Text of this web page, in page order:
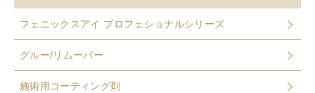
フェニックスアイ プロフェショナルシリーズ
グルー/リムーバー
施術用コーティング剤